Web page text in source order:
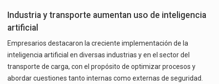
Industria y transporte aumentan uso de inteligencia
artificial
Empresarios destacaron la creciente implementación de la
inteligencia artificial en diversas industrias y en el sector del
transporte de carga, con el propósito de optimizar procesos y
abordar cuestiones tanto internas como externas de seguridad.